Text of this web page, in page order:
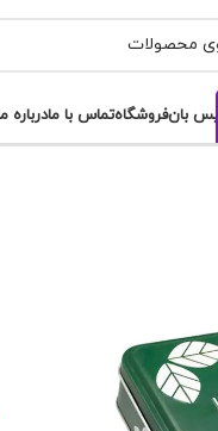
فیس بانفروشگاهتماس با مادرباره